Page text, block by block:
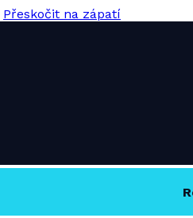
Přeskočit na zápatí